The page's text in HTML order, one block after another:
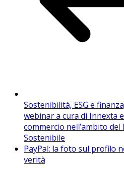
Sostenibilità, ESG e
webinar a cura di Innexta
commercio nell’ambito
Sostenibile
PayPal: la foto sul profilo
verità